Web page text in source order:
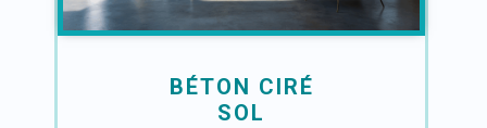
BÉTON CIRÉ
SOL